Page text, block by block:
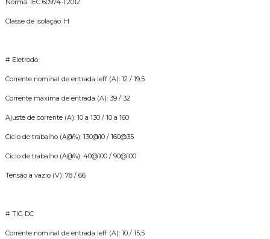
Norma: IEC 60974-1:2012
Classe de isolação: H
# Eletrodo:
Corrente nominal de entrada Ieff (A): 12 / 19,5
Corrente máxima de entrada (A): 39 / 32
Ajuste de corrente (A): 10 a 130 / 10 a 160
Ciclo de trabalho (A@%): 130@10 / 160@35
Ciclo de trabalho (A@%): 40@100 / 90@100
Tensão a vazio (V): 78 / 66
# TIG DC
Corrente nominal de entrada Ieff (A): 10 / 15,5